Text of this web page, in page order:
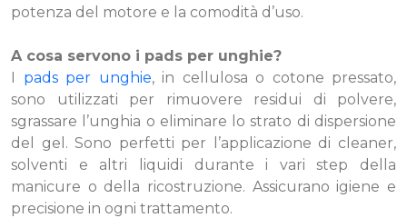
potenza del motore e la comodità d’uso.
A cosa servono i pads per unghie?
I pads per unghie, in cellulosa o cotone pressato,
sono utilizzati per rimuovere residui di polvere,
sgrassare l’unghia o eliminare lo strato di dispersione
del gel. Sono perfetti per l’applicazione di cleaner,
solventi e altri liquidi durante i vari step della
manicure o della ricostruzione. Assicurano igiene e
precisione in ogni trattamento.